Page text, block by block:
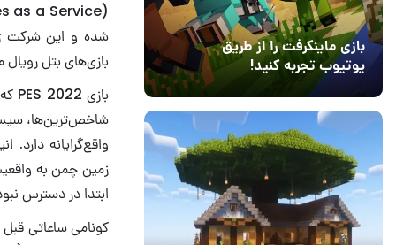
بازی ماینکرفت را از طریق
یوتیوب تجربه کنید!
41
شده و این شرکت
بازی‌های بتل
شاخص‌ترین‌ها،
واقع‌گرایانه
زمین چمن به
ابتدا در دسترس